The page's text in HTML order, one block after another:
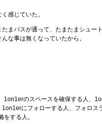
感じていた。
たまパスが通って、たまたまシュー
な事は無くなっていたから。
1on1erのスペースを確保する人、
1on1erにフォローする人、フォロス
をする人。